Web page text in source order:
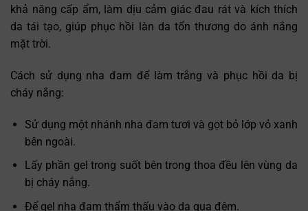
khả năng cấp ẩm, làm dịu cảm giác đau rát và kích thích
da tái tạo, giúp phục hồi làn da tổn thương do ánh nắng
mặt trời.
Cách sử dụng nha đam để làm trắng và phục hồi da bị
cháy nắng:
Sử dụng một nhánh nha đam tươi và gọt bỏ lớp vỏ xanh
bên ngoài.
Lấy phần gel trong suốt bên trong thoa đều lên vùng da
bị cháy nắng.
Để gel nha đam thẩm thấu vào da qua đêm.